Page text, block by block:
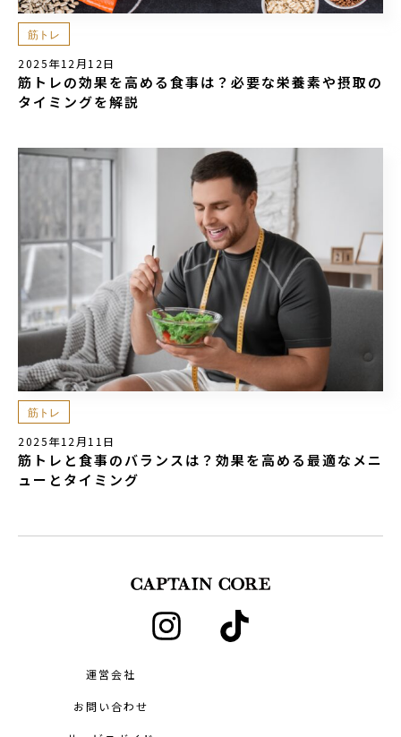
筋トレ
2025年12月12日
筋トレの効果を高める食事は？必要な栄養素や摂取の
タイミングを解説
筋トレ
2025年12月11日
筋トレと食事のバランスは？効果を高める最適なメニ
ューとタイミング
運営会社
お問い合わせ